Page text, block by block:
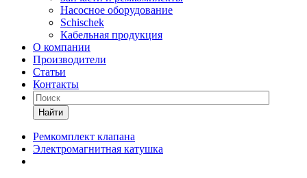
Насосное оборудование
Schischek
Кабельная продукция
О компании
Производители
Статьи
Контакты
Найти
Ремкомплект клапана
Электромагнитная катушка